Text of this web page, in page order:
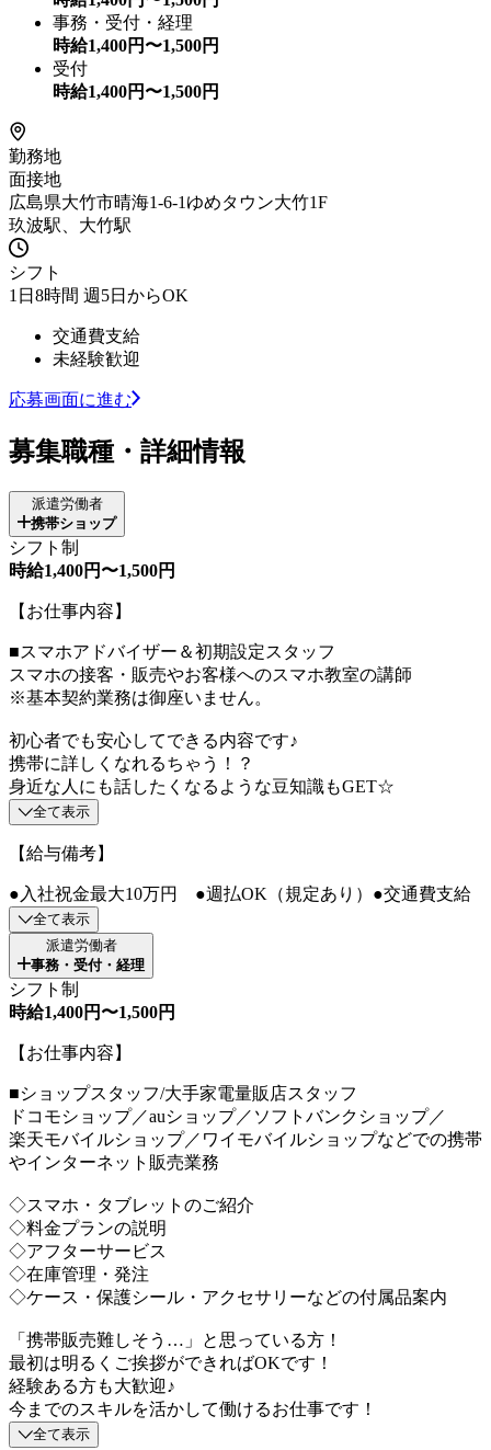
事務・受付・経理
時給1,400円〜1,500円
受付
時給1,400円〜1,500円
勤務地
面接地
広島県大竹市晴海1-6-1ゆめタウン大竹1F
玖波駅、大竹駅
シフト
1日8時間 週5日からOK
交通費支給
未経験歓迎
応募画面に進む
募集職種・詳細情報
派遣労働者
携帯ショップ
シフト制
時給1,400円〜1,500円
【お仕事内容】
■スマホアドバイザー＆初期設定スタッフ
スマホの接客・販売やお客様へのスマホ教室の講師
※基本契約業務は御座いません。
初心者でも安心してできる内容です♪
携帯に詳しくなれるちゃう！？
身近な人にも話したくなるような豆知識もGET☆
全て表示
【給与備考】
●入社祝金最大10万円 ●週払OK（規定あり）●交通費支給
全て表示
派遣労働者
事務・受付・経理
シフト制
時給1,400円〜1,500円
【お仕事内容】
■ショップスタッフ/大手家電量販店スタッフ
ドコモショップ／auショップ／ソフトバンクショップ／
楽天モバイルショップ／ワイモバイルショップなどでの携帯
やインターネット販売業務
◇スマホ・タブレットのご紹介
◇料金プランの説明
◇アフターサービス
◇在庫管理・発注
◇ケース・保護シール・アクセサリーなどの付属品案内
「携帯販売難しそう…」と思っている方！
最初は明るくご挨拶ができればOKです！
経験ある方も大歓迎♪
今までのスキルを活かして働けるお仕事です！
全て表示